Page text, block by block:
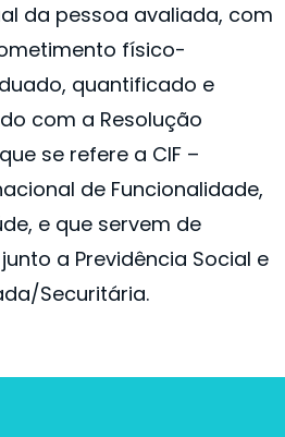
da pessoa avaliada, com
físico-
quantificado e
com a Resolução
se refere a CIF –
de Funcionalidade,
e que servem de
a Previdência Social e
Securitária.